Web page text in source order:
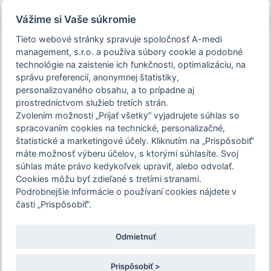
Toggle
navigation
Podujatie Očkovanie (nielen) v špeciálnych
situáciách
(15. časť)
– update prevencie respiračných infekcií je
určené len pre zdravotníckych
pracovníkov. Pre pokračovanie na stránku
podujatia, potvrďte prosím, že ste
zdravotníckym pracovníkom, alebo zvoľte
možnosť "Nepokračovať na stránku
podujatia".
Vytvorenie nového
používateľského účtu
Registrácia slúži na identifikáciu užívateľa a evidenciu
Vašich predplatených časopisov a registrácií na podujatie.
Prihlásení užívatelia majú možnosť vyplniť a odoslať
Vaše nové prihlasovacie údaje
Vážime si Vaše súkromie
Tieto webové stránky spravuje spoločnosť A-medi
management, s.r.o. a používa súbory cookie a podobné
technológie na zaistenie ich funkčnosti, optimalizáciu, na
správu preferencií, anonymnej štatistiky,
personalizovaného obsahu, a to prípadne aj
prostredníctvom služieb tretích strán.
Zvolením možnosti „Prijať všetky“ vyjadrujete súhlas so
spracovaním cookies na technické, personalizačné,
štatistické a marketingové účely. Kliknutím na „Prispôsobiť“
máte možnosť výberu účelov, s ktorými súhlasíte. Svoj
súhlas máte právo kedykoľvek upraviť, alebo odvolať.
Cookies môžu byť zdieľané s tretími stranami.
Podrobnejšie informácie o používaní cookies nájdete v
časti „Prispôsobiť“.
Odmietnuť
Prispôsobiť >